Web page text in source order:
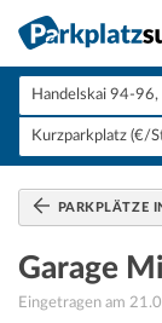
Suchen
Vermieten
Anmelden
PARKPLÄTZE
Garage
Eingetragen am